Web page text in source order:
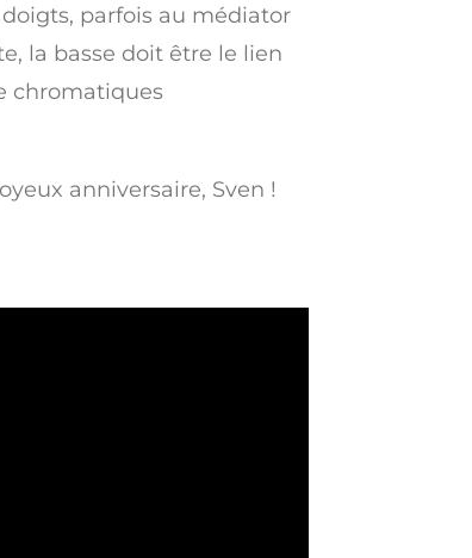
parfois au médiator
la basse doit être le lien
chromatiques
anniversaire, Sven !